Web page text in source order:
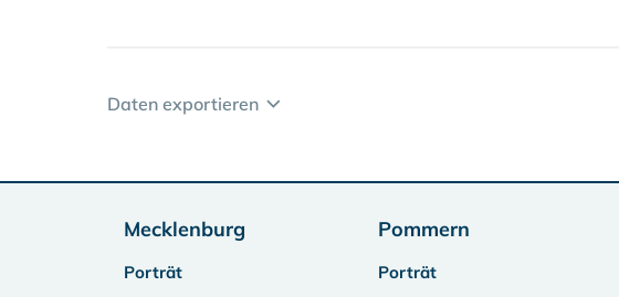
Daten exportieren
Mecklenburg
Porträt
Pommern
Porträt